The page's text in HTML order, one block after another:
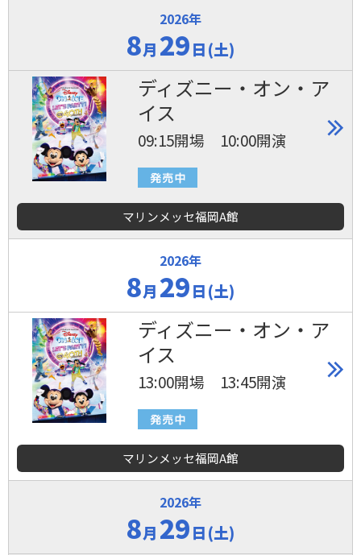
2026年
8月 29日(土)
ディズニー・オン・ア
イス
09:15開場 10:00開演
マリンメッセ福岡A館
2026年
8月 29日(土)
ディズニー・オン・ア
イス
13:00開場 13:45開演
マリンメッセ福岡A館
2026年
8月 29日(土)